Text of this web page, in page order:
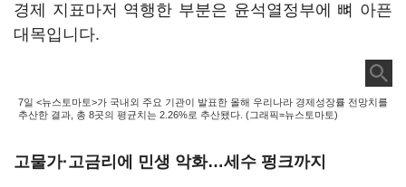
경제 지표마저 역행한 부분은 윤석열정부에 뼈 아픈
대목입니다.
7일 <뉴스토마토>가 국내외 주요 기관이 발표한 올해 우리나라 경제성장률 전망치를
추산한 결과, 총 8곳의 평균치는 2.26%로 추산됐다. (그래픽=뉴스토마토)
고물가·고금리에 민생 악화…세수 펑크까지